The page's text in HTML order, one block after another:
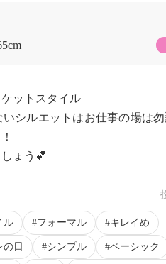
ットスタイル
いシルエットはお仕事の場は
ょう💕
ル フォーマル キレイめ
の日 シンプル ベーシック